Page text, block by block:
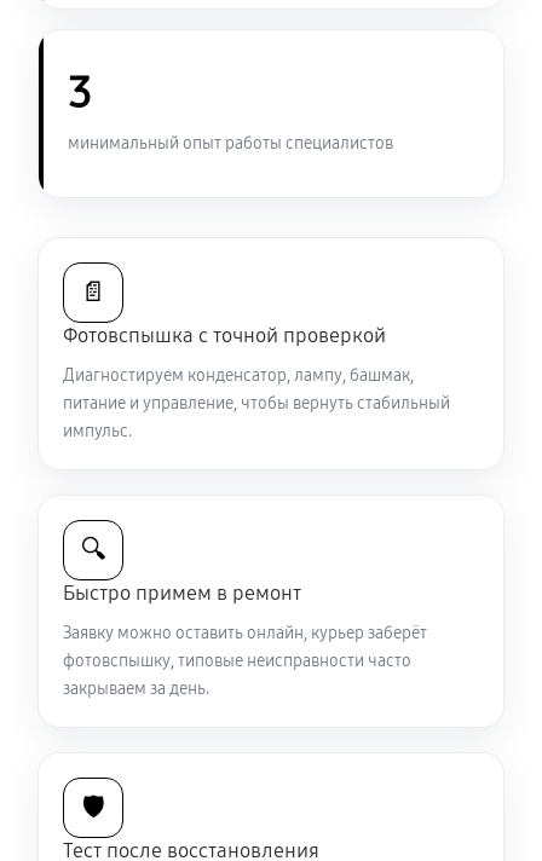
3
минимальный опыт работы специалистов
📄
Фотовспышка с точной проверкой
Диагностируем конденсатор, лампу, башмак,
питание и управление, чтобы вернуть стабильный
импульс.
🔍
Быстро примем в ремонт
Заявку можно оставить онлайн, курьер заберёт
фотовспышку, типовые неисправности часто
закрываем за день.
🛡️
Тест после восстановления